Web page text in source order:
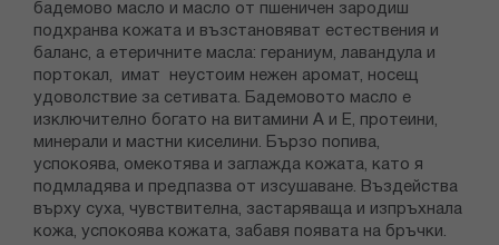
бадемово масло и масло от пшеничен зародиш
подхранва кожата и възстановяват естествения и
баланс, а етеричните масла: гераниум, лавандула и
портокал, имат неустоим нежен аромат, носещ
удоволствие за сетивата. Бадемовото масло е
изключително богато на витамини А и Е, протеини,
минерали и мастни киселини. Бързо попива,
успокоява, омекотява и заглажда кожата, като я
подмладява и предпазва от изсушаване. Въздейства
върху суха, чувствителна, застаряваща и изпръхнала
кожа, успокоява кожата, забавя появата на бръчки.